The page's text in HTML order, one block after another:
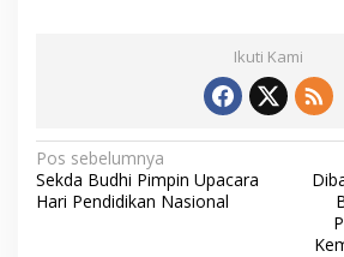
Ikuti Kami
N
a
Pos sebelumnya
Sekda Budhi Pimpin Upacara
Hari Pendidikan Nasional